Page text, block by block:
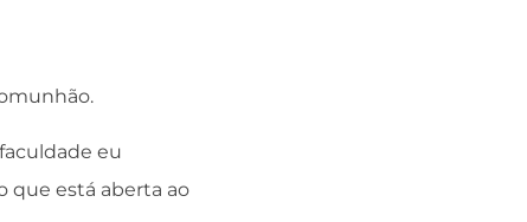
eu
que está aberta ao